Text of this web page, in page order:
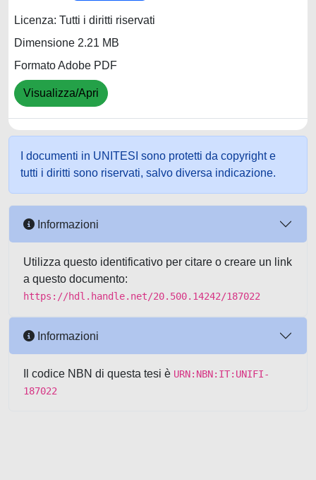
Licenza: Tutti i diritti riservati
Dimensione 2.21 MB
Formato Adobe PDF
Visualizza/Apri
I documenti in UNITESI sono protetti da copyright e
tutti i diritti sono riservati, salvo diversa indicazione.
Informazioni
Utilizza questo identificativo per citare o creare un link
a questo documento:
https://hdl.handle.net/20.500.14242/187022
Informazioni
Il codice NBN di questa tesi è URN:NBN:IT:UNIFI-
187022